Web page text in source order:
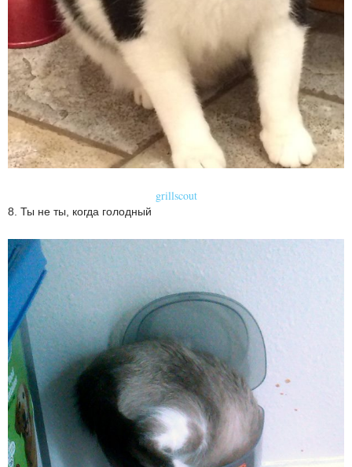
grillscout
8. Ты не ты, когда голодный